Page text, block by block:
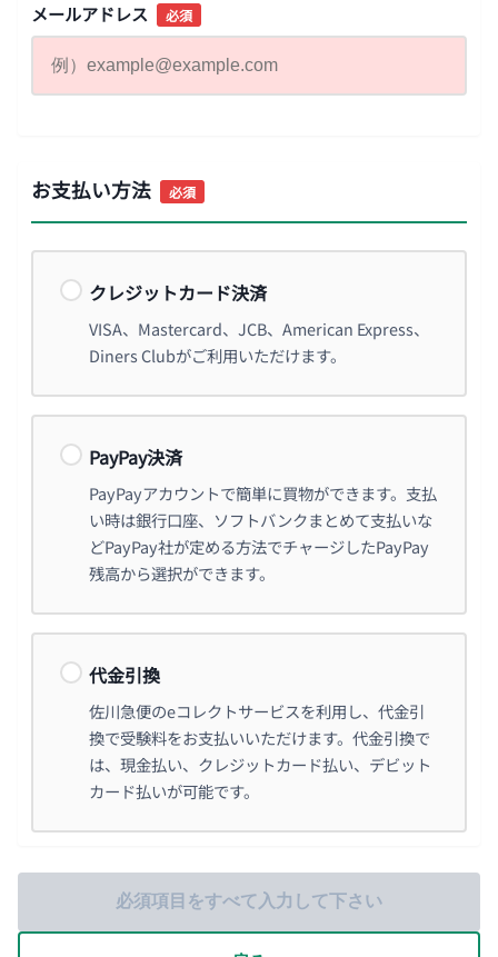
メールアドレス 必須
お支払い方法 必須
クレジットカード決済
VISA、Mastercard、JCB、American Express、
Diners Clubがご利用いただけます。
PayPay決済
PayPayアカウントで簡単に買物ができます。支払
い時は銀行口座、ソフトバンクまとめて支払いな
どPayPay社が定める方法でチャージしたPayPay
残高から選択ができます。
代金引換
佐川急便のeコレクトサービスを利用し、代金引
換で受験料をお支払いいただけます。代金引換で
は、現金払い、クレジットカード払い、デビット
カード払いが可能です。
必須項目をすべて入力して下さい